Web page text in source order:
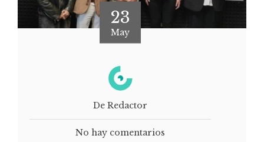
23
May
De Redactor
No hay comentarios